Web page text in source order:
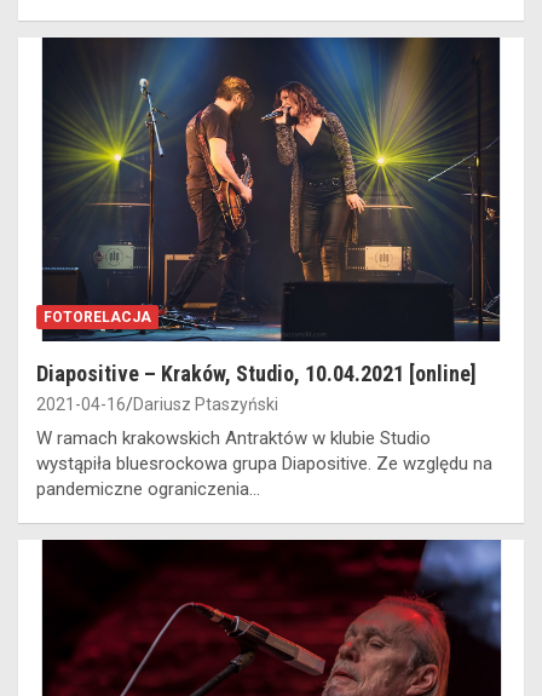
FOTORELACJA
Diapositive – Kraków, Studio, 10.04.2021 [online]
2021-04-16 Dariusz Ptaszyński
W ramach krakowskich Antraktów w klubie Studio
wystąpiła bluesrockowa grupa Diapositive. Ze względu na
pandemiczne ograniczenia…